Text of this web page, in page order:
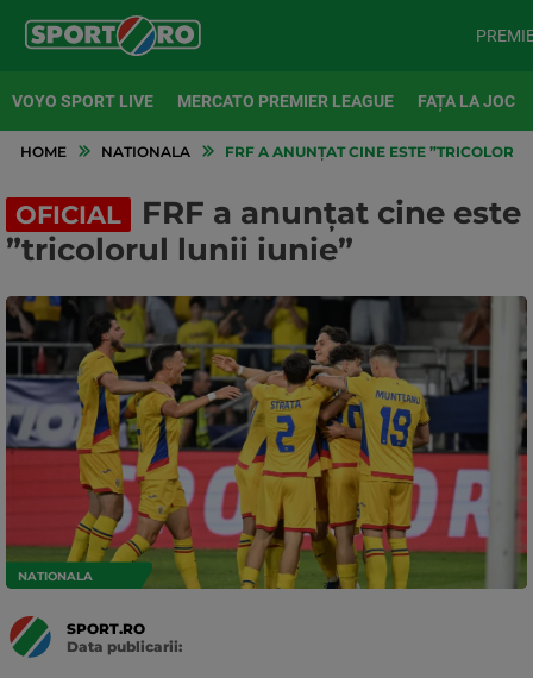
VOYO SPORT LIVE MERCATO PREMIER LEAGUE FAȚA LA JOC
HOME NATIONALA FRF A ANUNȚAT CINE ESTE
OFICIAL
FRF a anunțat cine este
”tricolorul lunii iunie”
NATIONALA
SPORT.RO
Data publicarii: